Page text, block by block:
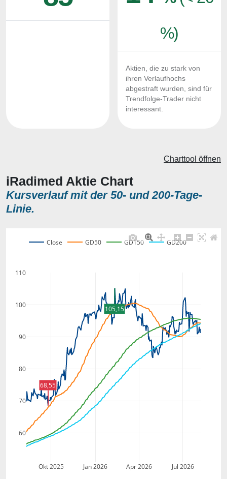
%)
Aktien, die zu stark von
ihren Verlaufhochs
abgestraft wurden, sind für
Trendfolge-Trader nicht
interessant.
iRadimed Aktie Chart
Kursverlauf mit der 50- und 200-Tage-
Linie.
Charttool öffnen
Okt 2025 Jan 2026 Apr 2026 Jul 2026
60
70
80
90
100
110
Close GD50 GD150 GD200
105,15
68,55